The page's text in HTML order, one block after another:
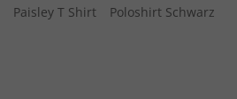
Paisley T Shirt
Poloshirt Schwarz